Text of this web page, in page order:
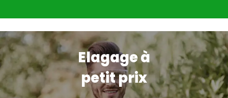
Elagage à
petit prix